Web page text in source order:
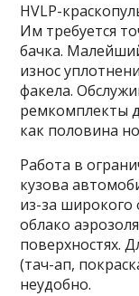
HVLP-
Им требуется
бачка.
износ
факела.
ремкомплекты
как половина
Работа в
кузова
из-за широкого
облако
поверхностях.
(тач-ап,
неудобно.